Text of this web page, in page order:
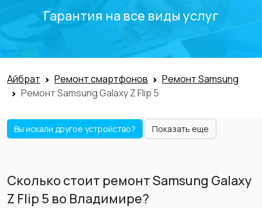
Гарантия на все виды услуг
Айбрат Ремонт смартфонов
Ремонт Samsung
Ремонт Samsung Galaxy Z Flip 5
Вы искали другое устройство? Показать еще
Сколько стоит ремонт Samsung Galaxy
Z Flip 5 во Владимире?